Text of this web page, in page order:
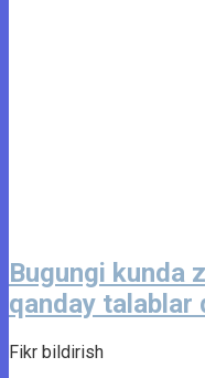
Bugungi kunda
qanday talablar
Fikr bildirish